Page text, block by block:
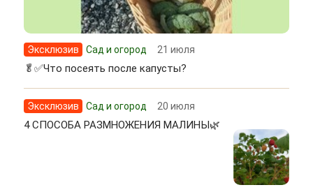
Эксклюзив Сад и огород 21 июля
🥬✅Что посеять после капусты?
Эксклюзив Сад и огород 20 июля
4 СПОСОБА РАЗМНОЖЕНИЯ МАЛИНЫ🌿